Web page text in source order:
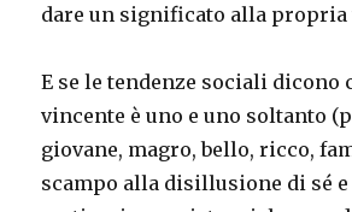
dare un significato alla propria
E se le tendenze sociali dicono
vincente è uno e uno soltanto
giovane, magro, bello, ricco,
scampo alla disillusione di sé